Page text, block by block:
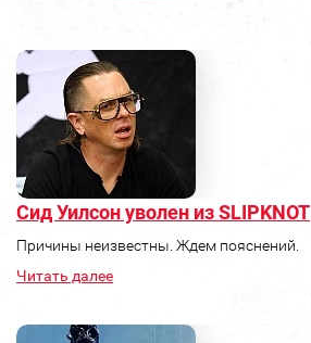
Сид Уилсон уволен из SLIPKNOT
Причины неизвестны. Ждем пояснений.
Читать далее